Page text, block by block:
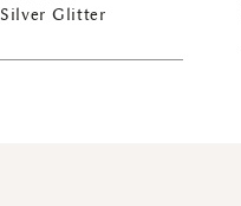
Glitter